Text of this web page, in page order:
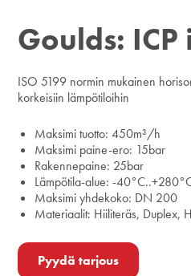
Goulds:
ISO 5199 normin mukainen
korkeisiin lämpötiloihin
Maksimi tuotto: 450m³/h
Maksimi paine-ero: 15bar
Rakennepaine: 25bar
Lämpötila-alue: -
Maksimi yhdekoko: DN 200
Materiaalit: Hiiliteräs, Duplex,
Pyydä tarjous